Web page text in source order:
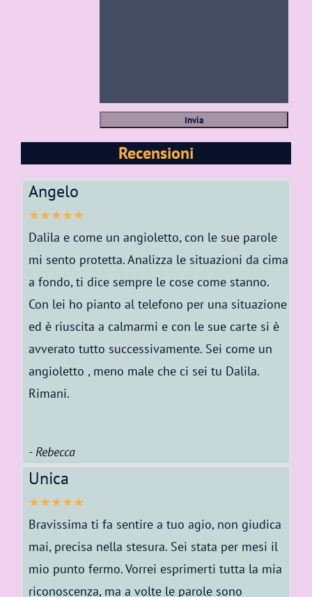
Recensioni
Angelo
★★★★★
Dalila e come un angioletto, con le sue parole
mi sento protetta. Analizza le situazioni da cima
a fondo, ti dice sempre le cose come stanno.
Con lei ho pianto al telefono per una situazione
ed è riuscita a calmarmi e con le sue carte si è
avverato tutto successivamente. Sei come un
angioletto , meno male che ci sei tu Dalila.
Rimani.
- Rebecca
Unica
★★★★★
Bravissima ti fa sentire a tuo agio, non giudica
mai, precisa nella stesura. Sei stata per mesi il
mio punto fermo. Vorrei esprimerti tutta la mia
riconoscenza, ma a volte le parole sono